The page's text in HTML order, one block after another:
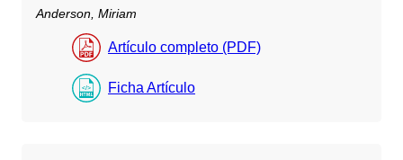
Anderson, Miriam
Artículo completo (PDF)
Ficha Artículo